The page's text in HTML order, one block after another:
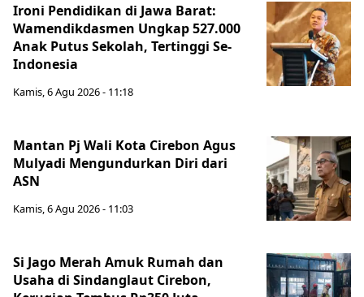
Ironi Pendidikan di Jawa Barat:
Wamendikdasmen Ungkap 527.000
Anak Putus Sekolah, Tertinggi Se-
Indonesia
Kamis, 6 Agu 2026 - 11:18
Mantan Pj Wali Kota Cirebon Agus
Mulyadi Mengundurkan Diri dari
ASN
Kamis, 6 Agu 2026 - 11:03
Si Jago Merah Amuk Rumah dan
Usaha di Sindanglaut Cirebon,